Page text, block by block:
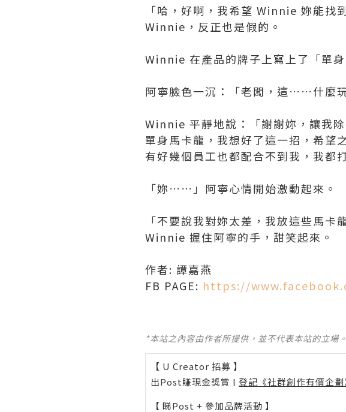
「哈，好啊，我希望 Winnie 妳能找
Winnie，反正也是假的。
Winnie 在產品的牌子上寫上了「單身
阿寧臉色一沉：「老闆，這……什麼
Winnie 平靜地說：「謝謝妳，讓我
單身馬卡龍，我想好了這一招，希望
有好幾個員工也都配合不到我，我都
「妳……」阿寧心情開始激動起來。
「不要說我對妳太差，我放這些馬卡
Winnie 握住阿寧的手，甜笑起來。
作者: 譚嘉燕
FB PAGE: https://
*本站之內容由作者所提供，並不代表本站的立場
【 U Creator 招募 】
出Post賺現金獎賞 l 登記《社群創作有價企劃
【 睇Post + 參加品牌活動 】